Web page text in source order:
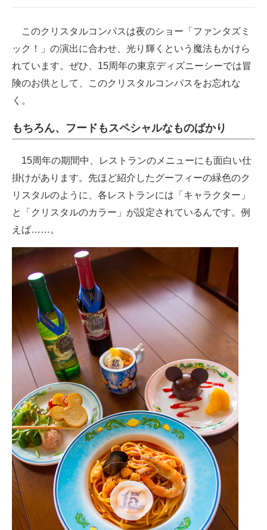
このクリスタルコンパスは夜のショー「ファンタズミ
ック！」の演出に合わせ、光り輝くという魔法もかけら
れています。ぜひ、15周年の東京ディズニーシーでは冒
険のお供として、このクリスタルコンパスをお忘れな
く。
もちろん、フードもスペシャルなものばかり
15周年の期間中、レストランのメニューにも面白い仕
掛けがあります。先ほど紹介したグーフィーの緑色のク
リスタルのように、各レストランには「キャラクター」
と「クリスタルのカラー」が設定されているんです。例
えば……。